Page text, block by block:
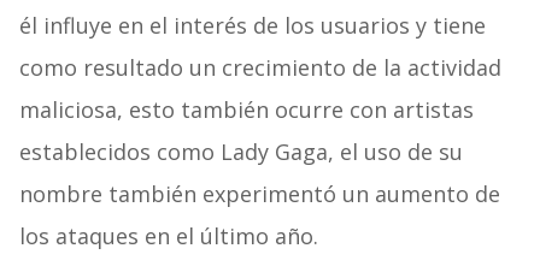
él influye en el interés de los usuarios y tiene
como resultado un crecimiento de la actividad
maliciosa, esto también ocurre con artistas
establecidos como Lady Gaga, el uso de su
nombre también experimentó un aumento de
los ataques en el último año.